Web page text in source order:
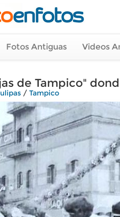
Fotos Antiguas Videos
de Tampico"
/ Tampico